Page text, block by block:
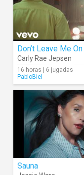
Carly Rae Jepsen
16 horas | 6 jugadas
PabloBiel
Sauna